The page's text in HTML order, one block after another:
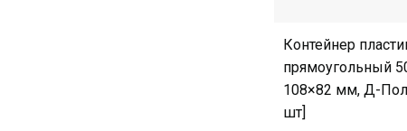
Контейнер
прямоугольный
108×82 мм, Д-
шт]